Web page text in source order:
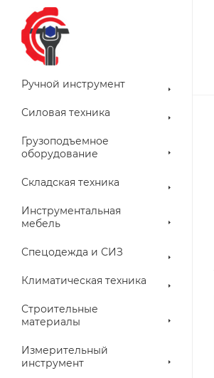
Ручной инструмент
Силовая техника
Грузоподъемное
оборудование
Складская техника
Инструментальная
мебель
Спецодежда и СИЗ
Климатическая техника
Строительные
материалы
Измерительный
инструмент